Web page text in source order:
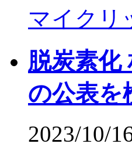
マイクリ
脱炭素
の公表を
2023/10/